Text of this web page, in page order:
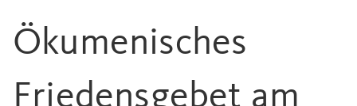
Ökumenisches
Friedensgebet am